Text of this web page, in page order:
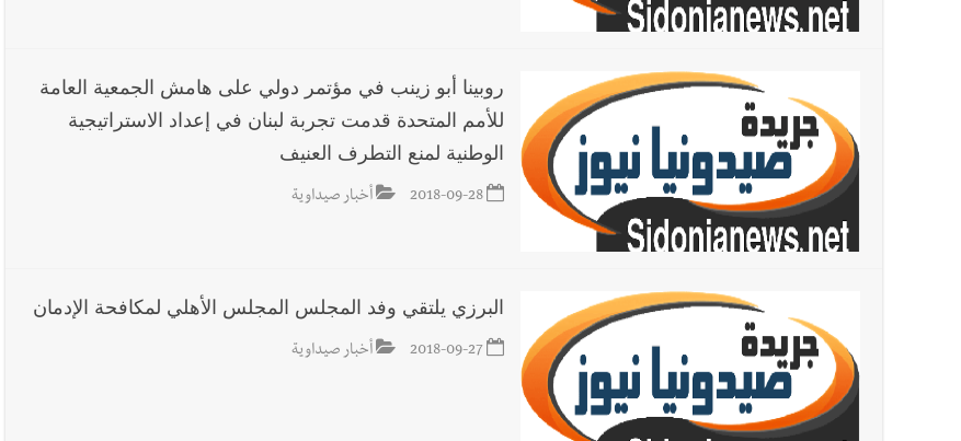
أخبار العالم الرئيس الأميركي ترامب يحذّر إيران من ضربة قوية... وإعلام إيراني: الاتّفاق مع عُمان مؤجّل ما دامت التهديدات
روبينا أبو زينب في مؤتمر دولي على هامش الجمعية العامة
للأمم المتحدة قدمت تجربة لبنان في إعداد الاستراتيجية
الوطنية لمنع التطرف العنيف
2018-09-28 أخبار صيداوية
البرزي يلتقي وفد المجلس المجلس الأهلي لمكافحة الإدمان
2018-09-27 أخبار صيداوية